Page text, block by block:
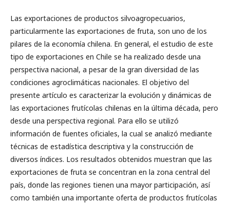
Las exportaciones de productos silvoagropecuarios,
particularmente las exportaciones de fruta, son uno de los
pilares de la economía chilena. En general, el estudio de este
tipo de exportaciones en Chile se ha realizado desde una
perspectiva nacional, a pesar de la gran diversidad de las
condiciones agroclimáticas nacionales. El objetivo del
presente artículo es caracterizar la evolución y dinámicas de
las exportaciones frutícolas chilenas en la última década, pero
desde una perspectiva regional. Para ello se utilizó
información de fuentes oficiales, la cual se analizó mediante
técnicas de estadística descriptiva y la construcción de
diversos índices. Los resultados obtenidos muestran que las
exportaciones de fruta se concentran en la zona central del
país, donde las regiones tienen una mayor participación, así
como también una importante oferta de productos frutícolas